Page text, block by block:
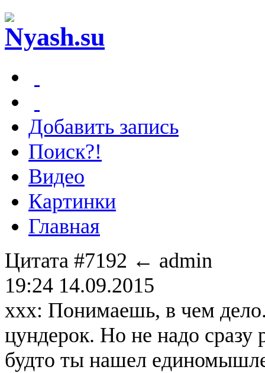
Добавить запись
Поиск?!
Видео
Картинки
Главная
Цитата #7192 ← admin
19:24 14.09.2015
ххх: Понимаешь, в чем
цундерок. Но не надо сразу
будто ты нашел